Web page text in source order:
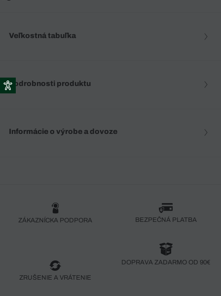
Veľkostná tabuľka
Podrobnosti produktu
Informácie o výrobe a dovoze
ZÁKAZNÍCKA PODPORA BEZPEČNÁ PLATBA
ZRUŠENIE A VRÁTENIE
DOPRAVA ZADARMO OD 90€